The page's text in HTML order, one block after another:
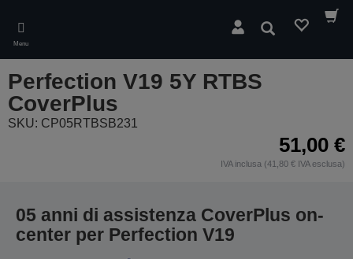
main
content
Menu
Cerca
Perfection V19 5Y RTBS
CoverPlus
SKU: CP05RTBSB231
51,00 €
IVA inclusa (41,80 € IVA esclusa)
05 anni di assistenza CoverPlus on-
center per Perfection V19